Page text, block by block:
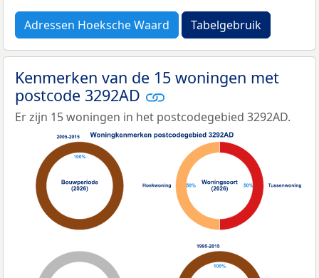
Adressen Hoeksche Waard Tabelgebruik
Kenmerken van de 15 woningen met
postcode 3292AD
Er zijn 15 woningen in het postcodegebied 3292AD.